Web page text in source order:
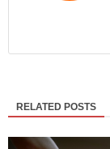
RELATED POSTS